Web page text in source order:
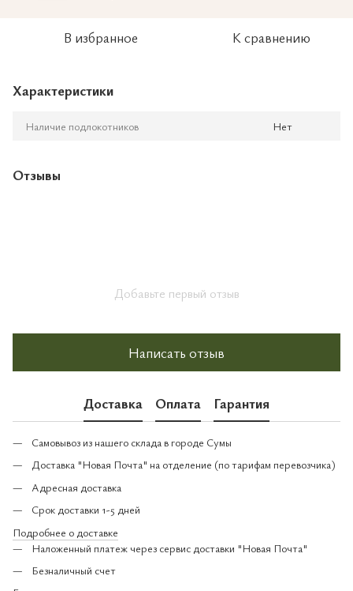
В избранное К сравнению
Характеристики
Наличие подлокотников Нет
Отзывы
Добавьте первый отзыв
Написать отзыв
Доставка Оплата Гарантия
Самовывоз из нашего склада в городе Сумы
Доставка "Новая Почта" на отделение (по тарифам перевозчика)
Адресная доставка
Срок доставки 1-5 дней
Подробнее о доставке
Наложенный платеж через сервис доставки "Новая Почта"
Безналичный счет